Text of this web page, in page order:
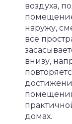
воздуха,
наружу,
все
внизу,
домах.